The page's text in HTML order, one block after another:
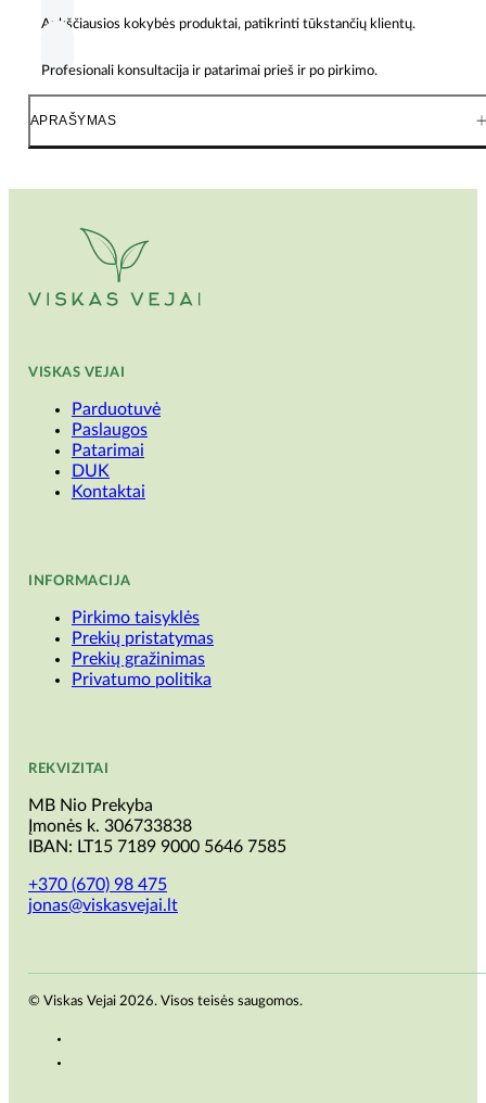
Aukščiausios kokybės produktai, patikrinti tūkstančių klientų.
Profesionali konsultacija ir patarimai prieš ir po pirkimo.
APRAŠYMAS
VISKAS VEJAI
Parduotuvė
Paslaugos
Patarimai
DUK
Kontaktai
INFORMACIJA
Pirkimo taisyklės
Prekių pristatymas
Prekių gražinimas
Privatumo politika
REKVIZITAI
MB Nio Prekyba
Įmonės k. 306733838
IBAN: LT15 7189 9000 5646 7585
+370 (670) 98 475
jonas@viskasvejai.lt
© Viskas Vejai 2026. Visos teisės saugomos.